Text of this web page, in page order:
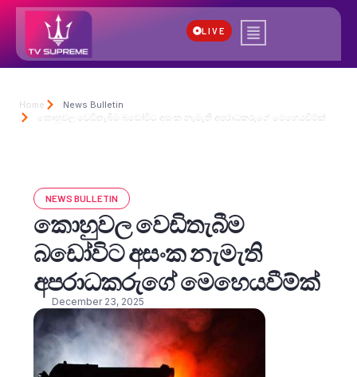
LIVE
Home
News Bulletin
කොහුවල වෙඩිතැබීම බඩෝවිට අසංක නැමැති අපරාධකරුගේ මෙහෙයවීම්ක්
NEWS BULLETIN
කොහුවල වෙඩිතැබීම
බඩෝවිට අසංක නැමැති
අපරාධකරුගේ මෙහෙයවීම්ක්
December 23, 2025